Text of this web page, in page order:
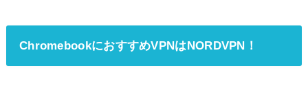
ChromebookにおすすめVPNはNORDVPN！